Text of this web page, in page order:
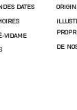
DATES
VIDAME
DE